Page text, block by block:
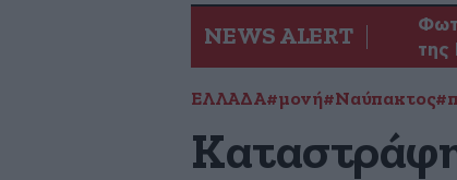
NEWS ALERT
της
ΕΛΛΑΔΑ#μονή#Ναύπακτος